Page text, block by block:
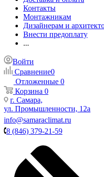
Контакты
Монтажникам
Дизайнерам и
Внести предоплату
...
Войти
Сравнение0
Отложенные 0
Корзина 0
г. Самара,
ул. Промышленности, 12а
info@samaraclimat.ru
8 (846) 379-21-59